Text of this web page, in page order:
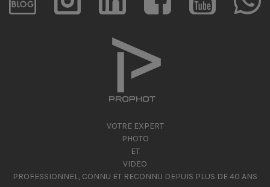
VOTRE EXPERT
PHOTO
ET
VIDEO
PROFESSIONNEL, CONNU ET RECONNU DEPUIS PLUS DE 40 ANS